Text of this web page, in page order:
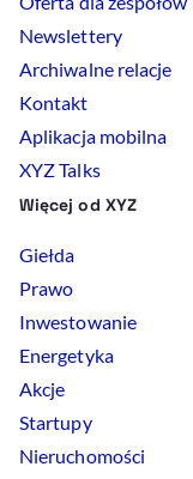
Newslettery
Archiwalne relacje
Kontakt
Aplikacja mobilna
XYZ Talks
Więcej od XYZ
Giełda
Prawo
Inwestowanie
Energetyka
Akcje
Startupy
Nieruchomości